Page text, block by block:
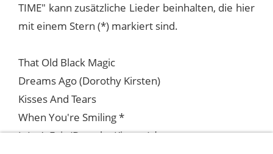
TIME" kann zusätzliche Lieder beinhalten, die hier
mit einem Stern (*) markiert sind.
That Old Black Magic
Dreams Ago (Dorothy Kirsten)
Kisses And Tears
When You're Smiling *
It Isn’t Fair (Dorothy Kirsten) *